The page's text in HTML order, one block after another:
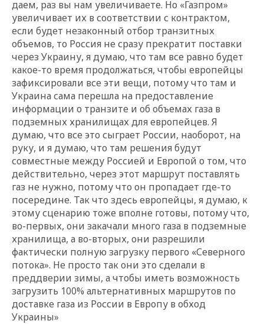
даем, раз вы нам увеличиваете. Но «Газпром»
увеличивает их в соответствии с контрактом,
если будет незаконный отбор транзитных
объемов, то Россия не сразу прекратит поставки
через Украину, я думаю, что там все равно будет
какое-то время продолжаться, чтобы европейцы
зафиксировали все эти вещи, потому что там и
Украина сама перешла на предоставление
информации о транзите и об объемах газа в
подземных хранилищах для европейцев. Я
думаю, что все это сыграет России, наоборот, на
руку, и я думаю, что там решения будут
совместные между Россией и Европой о том, что
действительно, через этот маршрут поставлять
газ не нужно, потому что он пропадает где-то
посередине. Так что здесь европейцы, я думаю, к
этому сценарию тоже вполне готовы, потому что,
во-первых, они закачали много газа в подземные
хранилища, а во-вторых, они разрешили
фактически полную загрузку первого «Северного
потока». Не просто так они это сделали в
преддверии зимы, а чтобы иметь возможность
загрузить 100% альтернативных маршрутов по
доставке газа из России в Европу в обход
Украины»